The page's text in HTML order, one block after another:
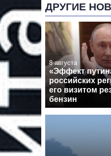
ДРУГИЕ
8 августа
«Эффект
российских
его визитом
бензин